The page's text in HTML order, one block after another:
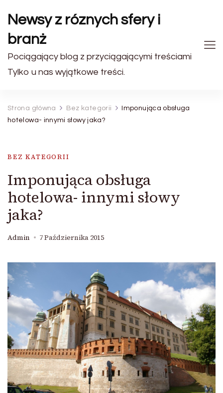
Newsy z róznych sfery i
branż
Pociągający blog z przyciągającymi treściami
Tylko u nas wyjątkowe treści.
Strona główna Bez kategorii
Imponująca obsługa
hotelowa- innymi słowy jaka?
BEZ KATEGORII
Imponująca obsługa
hotelowa- innymi słowy
jaka?
Admin 7 Października 2015